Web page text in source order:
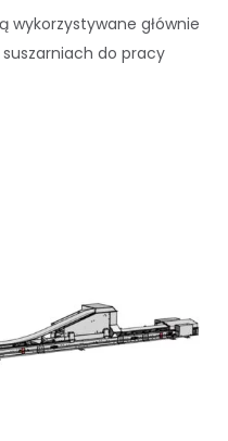
wykorzystywane głównie
do pracy